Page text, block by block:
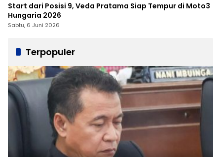
Start dari Posisi 9, Veda Pratama Siap Tempur di Moto3
Hungaria 2026
Sabtu, 6 Juni 2026
Terpopuler